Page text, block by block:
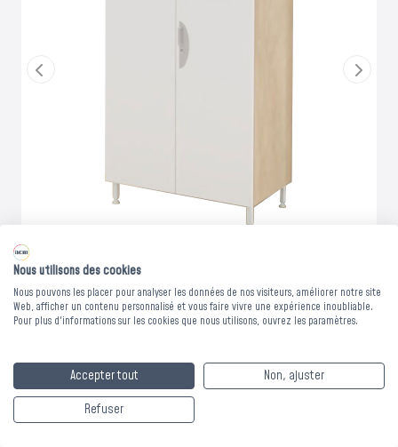
ARMOIRE 2 PORTES
SACHA -
100x58xHt.180cm
Nous utilisons des cookies
Nous pouvons les placer pour analyser les données de nos visiteurs, améliorer notre site
Web, afficher un contenu personnalisé et vous faire vivre une expérience inoubliable.
Pour plus d'informations sur les cookies que nous utilisons, ouvrez les paramètres.
Accepter tout
Non, ajuster
Refuser